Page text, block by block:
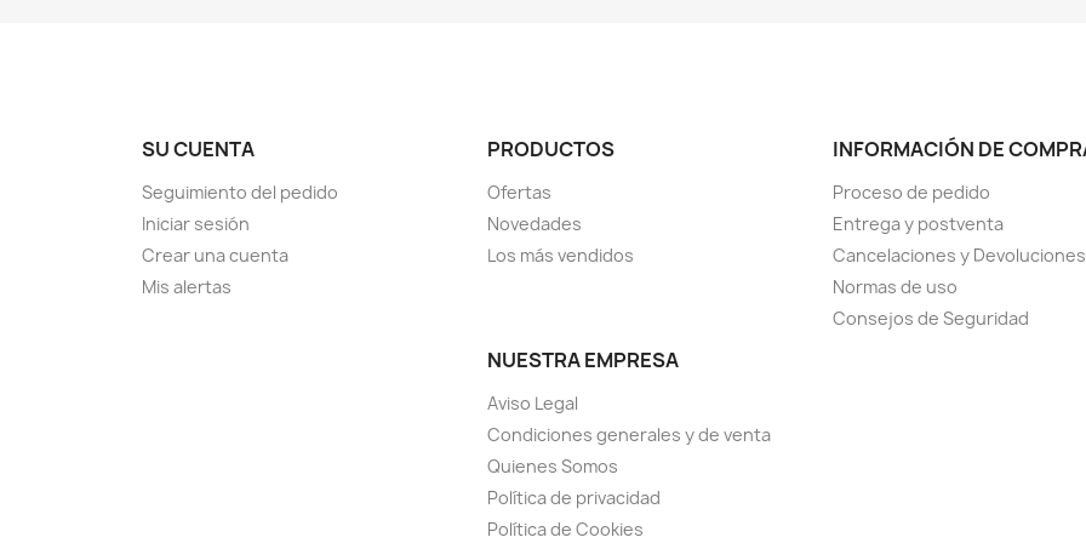
SU CUENTA
Seguimiento del pedido
Iniciar sesión
Crear una cuenta
Mis alertas
PRODUCTOS
Ofertas
Novedades
Los más vendidos
INFORMACIÓN DE
Proceso de pedido
Entrega y postventa
Cancelaciones y Devoluciones
Normas de uso
Consejos de Seguridad
NUESTRA EMPRESA
Aviso Legal
Condiciones generales y de venta
Quienes Somos
Política de privacidad
Política de Cookies